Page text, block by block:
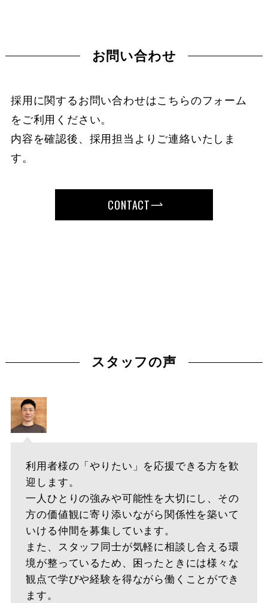
お問い合わせ
採用に関するお問い合わせはこちらのフォーム
をご利用ください。
内容を確認後、採用担当よりご連絡いたしま
す。
CONTACT
スタッフの声
利用者様の「やりたい」を応援できる方を歓
迎します。
一人ひとりの強みや可能性を大切にし、その
方の価値観に寄り添いながら関係性を築いて
いける仲間を募集しています。
また、スタッフ同士が気軽に相談し合える環
境が整っているため、困ったときには様々な
観点で学びや経験を得ながら働くことができ
ます。